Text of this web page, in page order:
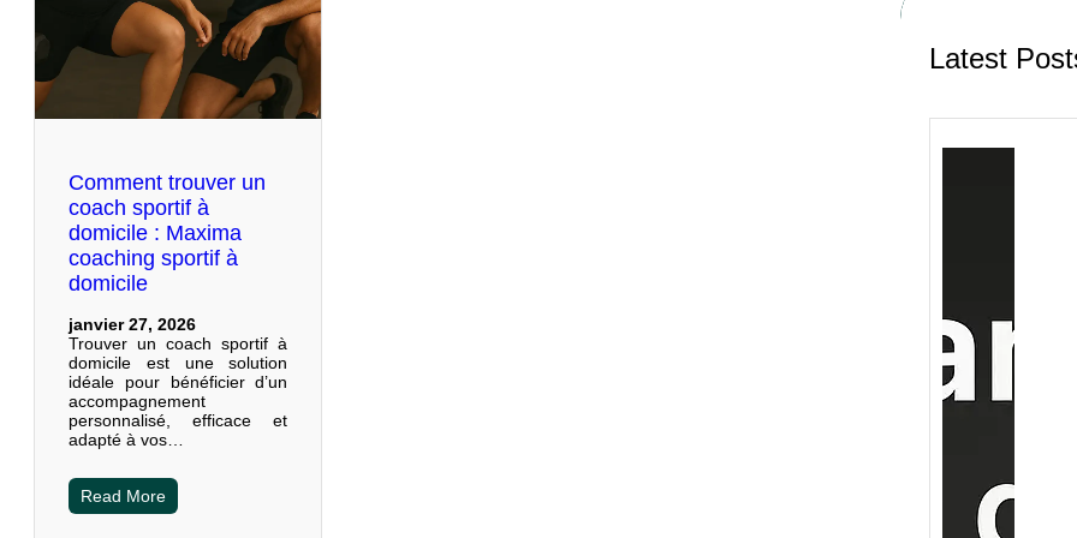
Comment trouver un
coach sportif à
domicile : Maxima
coaching sportif à
domicile
janvier 27, 2026
Trouver un coach sportif à
domicile est une solution
idéale pour bénéficier d’un
accompagnement
personnalisé, efficace et
adapté à vos…
Read More
Latest